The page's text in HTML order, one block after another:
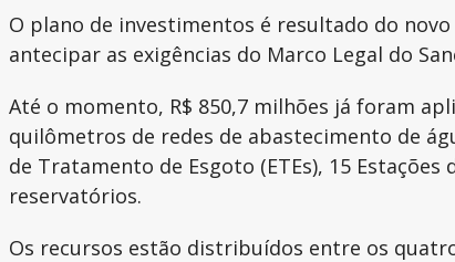
O plano de investimentos é resultado do
antecipar as exigências do Marco Legal do
Até o momento, R$ 850,7 milhões já foram
quilômetros de redes de abastecimento de
de Tratamento de Esgoto (ETEs), 15
reservatórios.
Os recursos estão distribuídos entre os